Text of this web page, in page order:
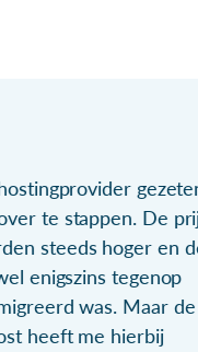
te stappen. De
steeds hoger en
enigszins tegenop
was. Maar de
heeft me hierbij